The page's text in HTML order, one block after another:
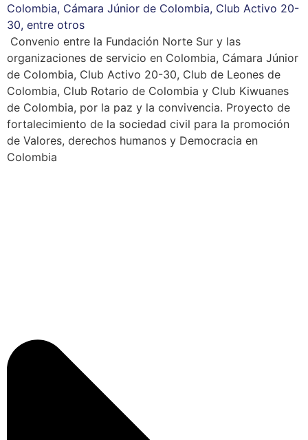
Colombia, Cámara Júnior de Colombia, Club Activo 20-
30, entre otros
Convenio entre la Fundación Norte Sur y las
organizaciones de servicio en Colombia, Cámara Júnior
de Colombia, Club Activo 20-30, Club de Leones de
Colombia, Club Rotario de Colombia y Club Kiwuanes
de Colombia, por la paz y la convivencia. Proyecto de
fortalecimiento de la sociedad civil para la promoción
de Valores, derechos humanos y Democracia en
Colombia